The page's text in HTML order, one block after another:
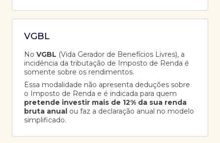
VGBL
No VGBL (Vida Gerador de Benefícios Livres), a
incidência da tributação de Imposto de Renda é
somente sobre os rendimentos.
Essa modalidade não apresenta deduções sobre
o Imposto de Renda e é indicada para quem
pretende investir mais de 12% da sua renda
bruta anual ou faz a declaração anual no modelo
simplificado.